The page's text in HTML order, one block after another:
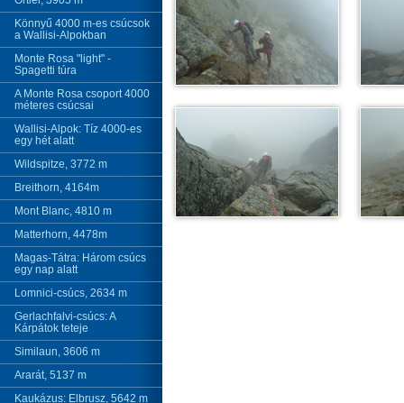
Könnyű 4000 m-es csúcsok
a Wallisi-Alpokban
Monte Rosa "light" -
Spagetti túra
A Monte Rosa csoport 4000
méteres csúcsai
Wallisi-Alpok: Tíz 4000-es
egy hét alatt
Wildspitze, 3772 m
Breithorn, 4164m
Mont Blanc, 4810 m
Matterhorn, 4478m
Magas-Tátra: Három csúcs
egy nap alatt
Lomnici-csúcs, 2634 m
Gerlachfalvi-csúcs: A
Kárpátok teteje
Similaun, 3606 m
Ararát, 5137 m
Kaukázus: Elbrusz, 5642 m